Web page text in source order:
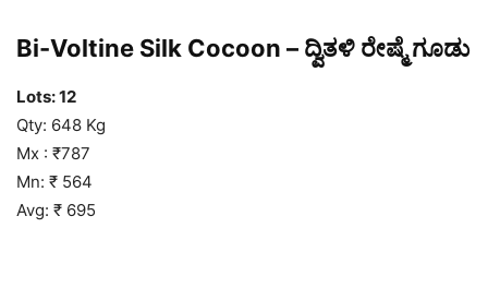
Bi-Voltine Silk Cocoon – ದ್ವಿತಳಿ ರೇಷ್ಮೆ ಗೂಡು
Lots: 12
Qty: 648 Kg
Mx : ₹787
Mn: ₹ 564
Avg: ₹ 695